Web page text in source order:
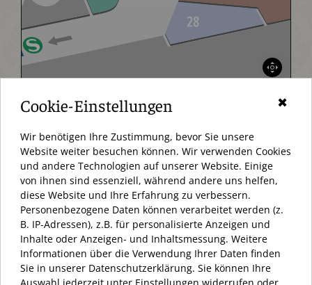
AKTUELL HABEN WIR GEÖFFNET
ÖFFNUNGSZEITEN:
MONTAG – SAMSTAG 10:00 – 20:00 UHR
Cookie-Einstellungen
Wir benötigen Ihre Zustimmung, bevor Sie unsere
Website weiter besuchen können. Wir verwenden Cookies
und andere Technologien auf unserer Website. Einige
von ihnen sind essenziell, während andere uns helfen,
diese Website und Ihre Erfahrung zu verbessern.
Personenbezogene Daten können verarbeitet werden (z.
B. IP-Adressen), z.B. für personalisierte Anzeigen und
Inhalte oder Anzeigen- und Inhaltsmessung. Weitere
Informationen über die Verwendung Ihrer Daten finden
Sie in unserer Datenschutzerklärung. Sie können Ihre
✖